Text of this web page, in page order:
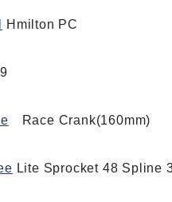
Hmilton PC
Race Crank(160mm)
Lite Sprocket 48 Spline